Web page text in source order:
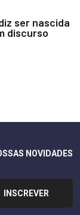
ser nascida
discurso
NOVIDADES